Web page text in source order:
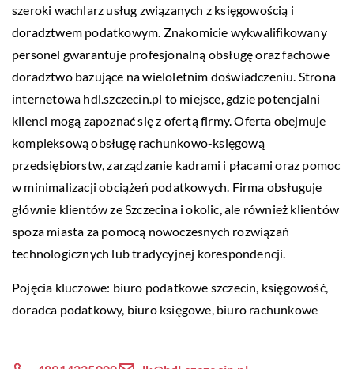
szeroki wachlarz usług związanych z księgowością i
doradztwem podatkowym. Znakomicie wykwalifikowany
personel gwarantuje profesjonalną obsługę oraz fachowe
doradztwo bazujące na wieloletnim doświadczeniu. Strona
internetowa hdl.szczecin.pl to miejsce, gdzie potencjalni
klienci mogą zapoznać się z ofertą firmy. Oferta obejmuje
kompleksową obsługę rachunkowo-księgową
przedsiębiorstw, zarządzanie kadrami i płacami oraz pomoc
w minimalizacji obciążeń podatkowych. Firma obsługuje
głównie klientów ze Szczecina i okolic, ale również klientów
spoza miasta za pomocą nowoczesnych rozwiązań
technologicznych lub tradycyjnej korespondencji.
Pojęcia kluczowe: biuro podatkowe szczecin, księgowość,
doradca podatkowy, biuro księgowe, biuro rachunkowe